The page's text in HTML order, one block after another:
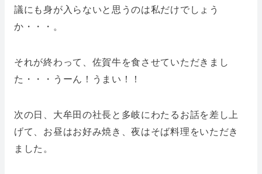
議にも身が入らないと思うのは私だけでしょう
か・・・。
それが終わって、佐賀牛を食させていただきまし
た・・・うーん！うまい！！
次の日、大牟田の社長と多岐にわたるお話を差し上
げて、お昼はお好み焼き、夜はそば料理をいただき
ました。